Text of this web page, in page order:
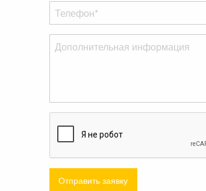
Отправить заявку